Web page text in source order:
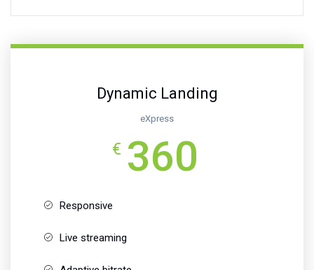
Dynamic Landing
eXpress
€ 360
Responsive
Live streaming